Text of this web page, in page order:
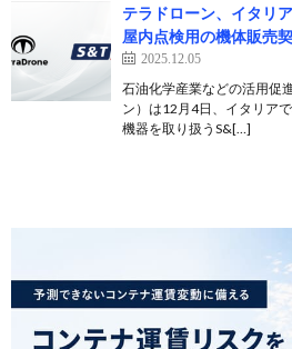
テラドローン、イタリ
屋内点検用の機体販売
2025.12.05
石油化学産業などの活用促
ン）は12月4日、イタリア
機器を取り扱うS&[…]